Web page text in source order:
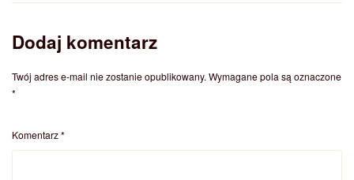
Dodaj komentarz
Twój adres e-mail nie zostanie opublikowany. Wymagane pola są oznaczone
*
Komentarz*